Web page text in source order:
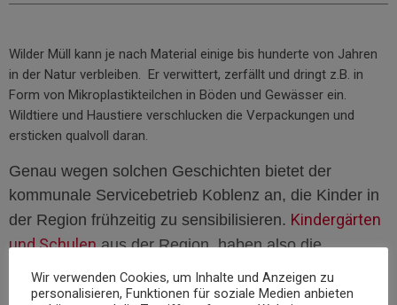
Wilder Müll kann je nach Material einige bis hunderte von Jahren
in der Natur verbleiben. Er verwittert, zerfällt und dringt z.B. in
Form von Mikroplastikteilchen in Böden und Gewässer ein.
Wildtiere und Haustiere verschlucken die Verpackungen und
ersticken qualvoll daran.
Genau wegen solchen Geschichten bietet der
kommunale Servicebetrieb Koblenz an, die Kinder in
der Region frühzeitig zu sensibilisieren. Kindergärten
und Schulenaus der Region, haben also die
Möglichkeit durch einen Besuch beim Servicebetrieb,
einen Müllwagen von nahem kennenzulernen und vor
Wir verwenden Cookies, um Inhalte und Anzeigen zu
personalisieren, Funktionen für soziale Medien anbieten